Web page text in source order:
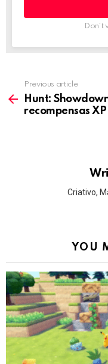
Don't
more
Previous article
Hunt:
recompensas XP
Criativo,
YOU